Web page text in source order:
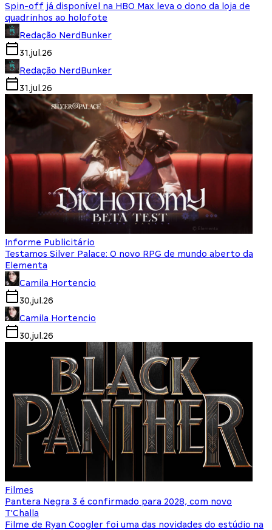
Spin-off já disponível na HBO Max leva o dono da loja de
quadrinhos ao holofote
Redação NerdBunker
31.jul.26
Redação NerdBunker
31.jul.26
Informe Publicitário
Testamos Silver Palace: O novo RPG de mundo aberto da
Elementa
Camila Hortencio
30.jul.26
Camila Hortencio
30.jul.26
Filmes
Pantera Negra 3 é confirmado para 2028, com novo
T'Challa
Filme de Ryan Coogler foi uma das novidades do estúdio na